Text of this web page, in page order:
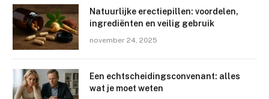
Natuurlijke erectiepillen: voordelen,
ingrediënten en veilig gebruik
november 24, 2025
Een echtscheidingsconvenant: alles
wat je moet weten